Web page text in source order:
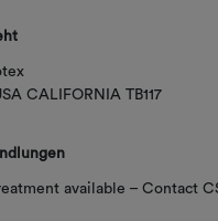
CALIFORNIA TB117
available – Contact